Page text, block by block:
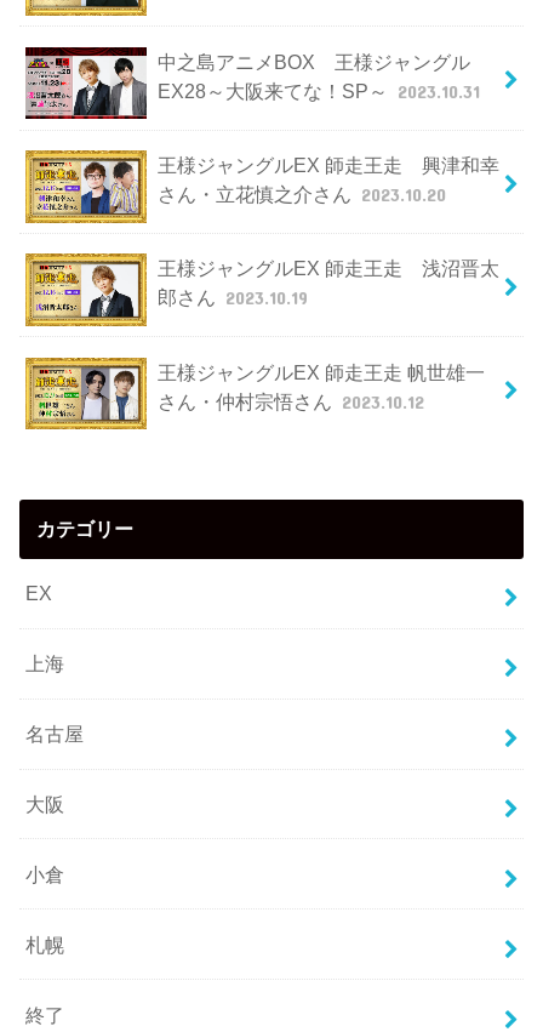
中之島アニメBOX 王様ジャングル
EX28～大阪来てな！SP～
2023.10.31
王様ジャングルEX 師走王走 興津和幸
さん・立花慎之介さん 2023.10.20
王様ジャングルEX 師走王走 浅沼晋太
郎さん 2023.10.19
王様ジャングルEX 師走王走 帆世雄一
さん・仲村宗悟さん 2023.10.12
カテゴリー
EX
上海
名古屋
大阪
小倉
札幌
終了